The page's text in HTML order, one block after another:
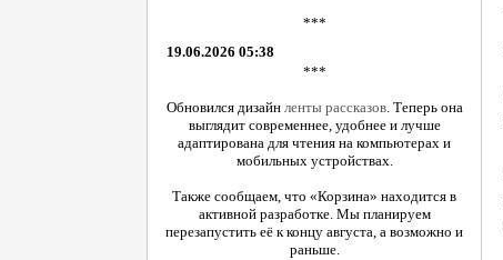
***
19.06.2026 05:38
***
Обновился дизайн ленты рассказов. Теперь она
выглядит современнее, удобнее и лучше
адаптирована для чтения на компьютерах и
мобильных устройствах.
Также сообщаем, что «Корзина» находится в
активной разработке. Мы планируем
перезапустить её к концу августа, а возможно и
раньше.